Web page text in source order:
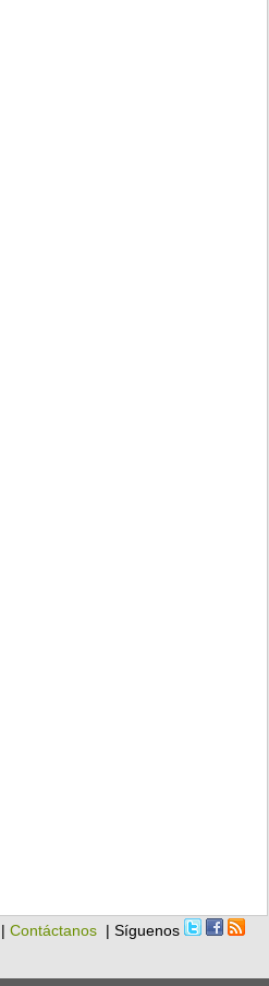
|Contáctanos | Síguenos